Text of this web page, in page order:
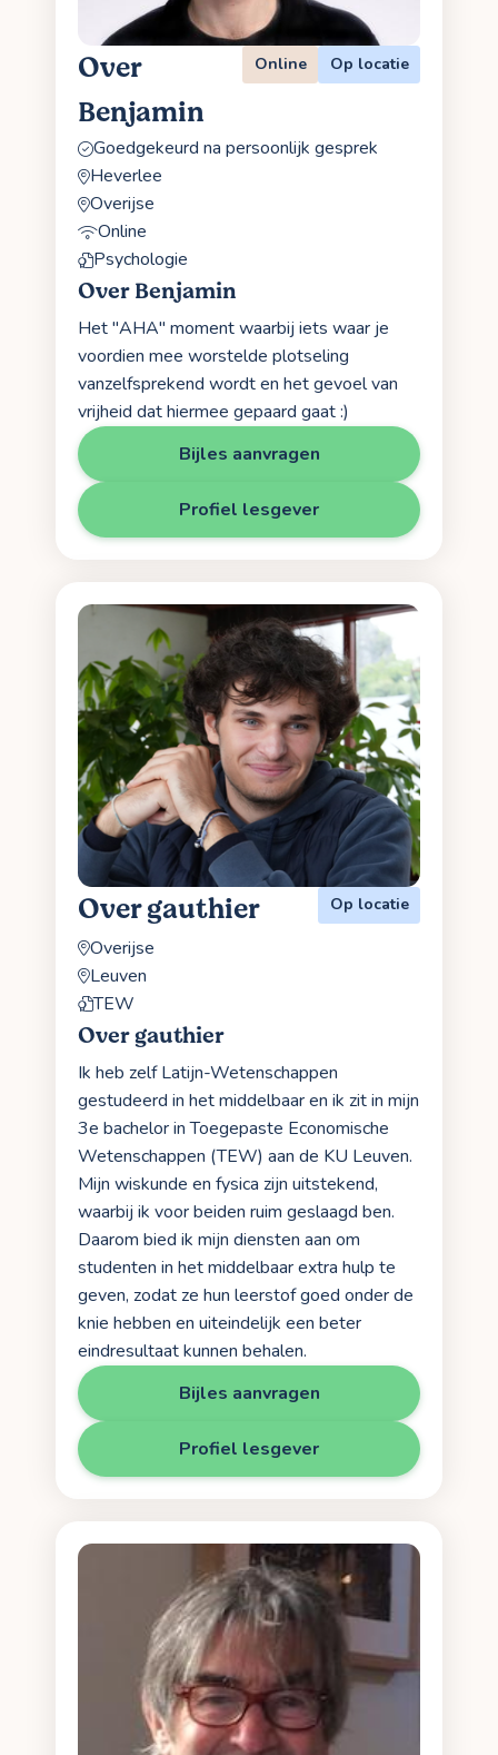
Over
Benjamin
Online Op locatie
Goedgekeurd na persoonlijk gesprek
Heverlee
Overijse
Online
Psychologie
Over Benjamin
Het "AHA" moment waarbij iets waar je
voordien mee worstelde plotseling
vanzelfsprekend wordt en het gevoel van
vrijheid dat hiermee gepaard gaat :)
Bijles aanvragen
Profiel lesgever
Over gauthier Op locatie
Overijse
Leuven
TEW
Over gauthier
Ik heb zelf Latijn-Wetenschappen
gestudeerd in het middelbaar en ik zit in mijn
3e bachelor in Toegepaste Economische
Wetenschappen (TEW) aan de KU Leuven.
Mijn wiskunde en fysica zijn uitstekend,
waarbij ik voor beiden ruim geslaagd ben.
Daarom bied ik mijn diensten aan om
studenten in het middelbaar extra hulp te
geven, zodat ze hun leerstof goed onder de
knie hebben en uiteindelijk een beter
eindresultaat kunnen behalen.
Bijles aanvragen
Profiel lesgever